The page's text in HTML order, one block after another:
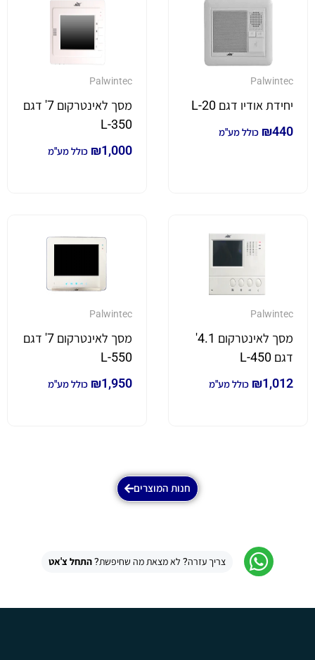
Palwintec
יחידת אודיו דגם L-20
₪440 כולל מע"מ
Palwintec
מסך לאינטרקום 7' דגם
L-350
₪1,000 כולל מע"מ
Palwintec
מסך לאינטרקום 4.1'
דגם L-450
₪1,012 כולל מע"מ
Palwintec
מסך לאינטרקום 7' דגם
L-550
₪1,950 כולל מע"מ
חנות המוצרים
צריך עזרה? לא מצאת מה שחיפשת?התחל צ'אט